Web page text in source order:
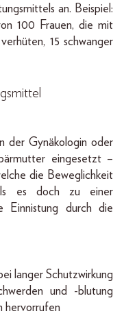
an. Beispiel:
100 Frauen, die mit
15 schwanger
der Gynäkologin oder
eingesetzt –
die Beweglichkeit
es doch zu einer
Einnistung durch die
langer Schutzwirkung
und -blutung
hervorrufen